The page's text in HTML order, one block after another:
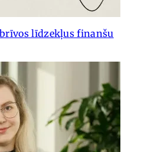
līdzekļus finanšu